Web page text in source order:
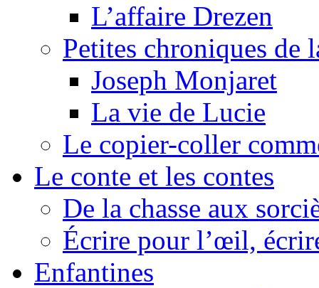
L’affaire Drezen
Petites chroniques de
Joseph Monjaret
La vie de Lucie
Le copier-coller
Le conte et les contes
De la chasse aux
Écrire pour l’œil,
Enfantines